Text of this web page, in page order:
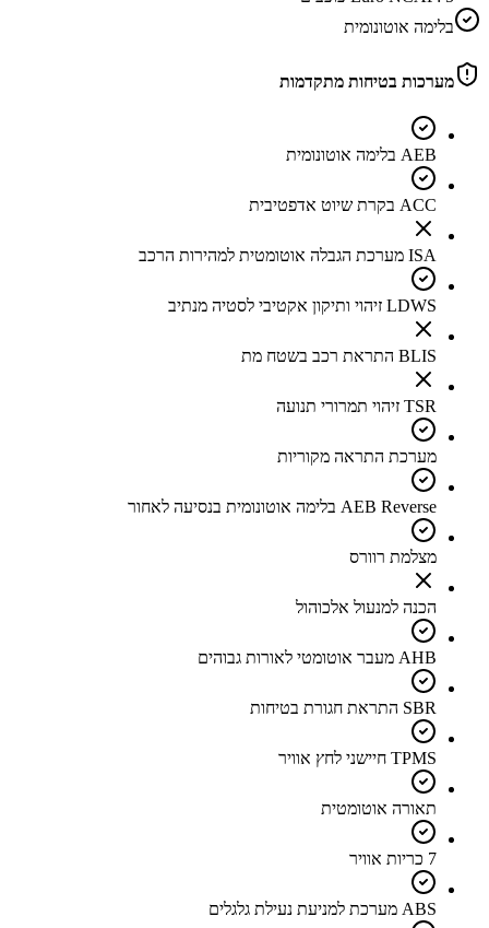
בלימה אוטונומית
מערכות בטיחות מתקדמות
AEB בלימה אוטונומית
ACC בקרת שיוט אדפטיבית
ISA מערכת הגבלה אוטומטית למהירות הרכב
LDWS זיהוי ותיקון אקטיבי לסטיה מנתיב
BLIS התראת רכב בשטח מת
TSR זיהוי תמרורי תנועה
מערכת התראה מקוריות
AEB Reverse בלימה אוטונומית בנסיעה לאחור
מצלמת רוורס
הכנה למנעול אלכוהול
AHB מעבר אוטומטי לאורות גבוהים
SBR התראת חגורת בטיחות
TPMS חיישני לחץ אוויר
תאורה אוטומטית
7 כריות אוויר
ABS מערכת למניעת נעילת גלגלים